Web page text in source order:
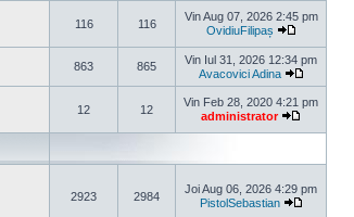
116 116
Vin Aug 07, 2026 2:45 pm
OvidiuFilipaș
863 865
Vin Iul 31, 2026 12:34 pm
Avacovici Adina
Vezi
12 12
Vin Feb 28, 2020 4:21 pm
administrator
2923 2984
Joi Aug 06, 2026 4:29 pm
PistolSebastian